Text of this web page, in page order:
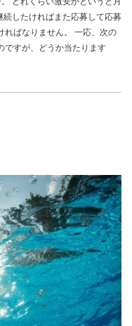
したければまた応募して応募
ればなりません。 一応、次の
ですが、どうか当たります